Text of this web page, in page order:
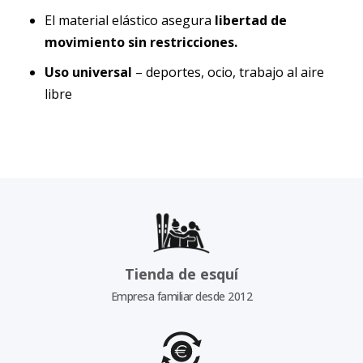
El material elástico asegura libertad de
movimiento sin restricciones.
Uso universal – deportes, ocio, trabajo al aire
libre
Tienda de esquí
Empresa familiar desde 2012